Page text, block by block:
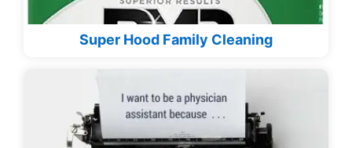
Super Hood Family Cleaning